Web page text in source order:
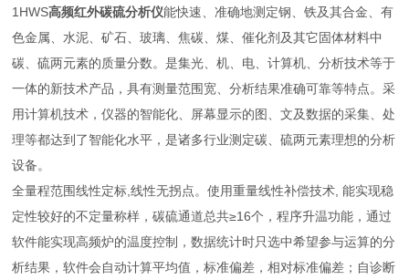
1HWS高频红外碳硫分析仪能快速、准确地测定钢、铁及其合金、有
色金属、水泥、矿石、玻璃、焦碳、煤、催化剂及其它固体材料中
碳、硫两元素的质量分数。是集光、机、电、计算机、分析技术等于
一体的新技术产品，具有测量范围宽、分析结果准确可靠等特点。采
用计算机技术，仪器的智能化、屏幕显示的图、文及数据的采集、处
理等都达到了智能化水平，是诸多行业测定碳、硫两元素理想的分析
设备。
全量程范围线性定标,线性无拐点。使用重量线性补偿技术, 能实现稳
定性较好的不定量称样，碳硫通道总共≥16个，程序升温功能，通过
软件能实现高频炉的温度控制，数据统计时只选中希望参与运算的分
析结果，软件会自动计算平均值，标准偏差，相对标准偏差；自诊断